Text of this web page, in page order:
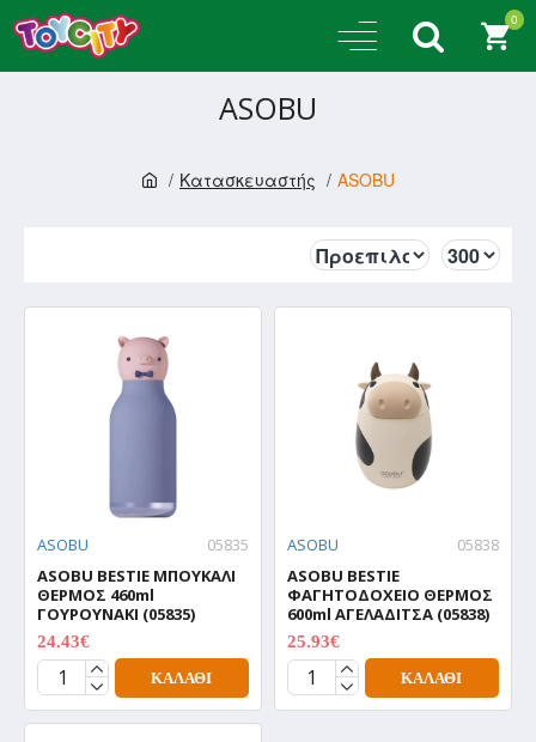
0
Κατασκευαστής ASOBU
ASOBU
ASOBU
05835
ASOBU BESTIE ΜΠΟΥΚΑΛΙ
ΘΕΡΜΟΣ 460ml
ΓΟΥΡΟΥΝΑΚΙ (05835)
24.43€
ΚΑΛΆΘΙ
ASOBU
05838
ASOBU BESTIE
ΦΑΓΗΤΟΔΟΧΕΙΟ ΘΕΡΜΟΣ
600ml ΑΓΕΛΑΔΙΤΣΑ (05838)
25.93€
ΚΑΛΆΘΙ